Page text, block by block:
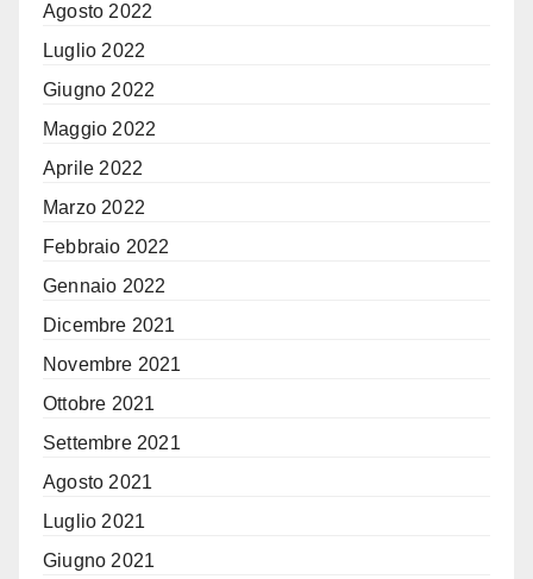
Agosto 2022
Luglio 2022
Giugno 2022
Maggio 2022
Aprile 2022
Marzo 2022
Febbraio 2022
Gennaio 2022
Dicembre 2021
Novembre 2021
Ottobre 2021
Settembre 2021
Agosto 2021
Luglio 2021
Giugno 2021